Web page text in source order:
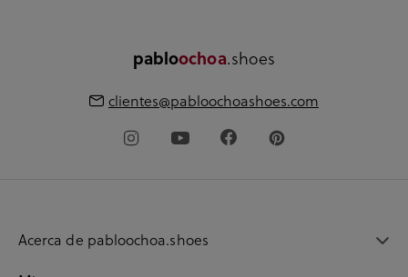
pabloochoa.shoes
clientes@pabloochoashoes.com
Acerca de pabloochoa.shoes